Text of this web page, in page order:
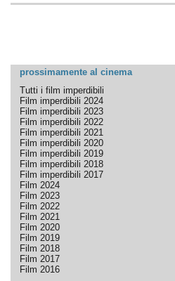
prossimamente al cinema
Tutti i film imperdibili
Film imperdibili 2024
Film imperdibili 2023
Film imperdibili 2022
Film imperdibili 2021
Film imperdibili 2020
Film imperdibili 2019
Film imperdibili 2018
Film imperdibili 2017
Film 2024
Film 2023
Film 2022
Film 2021
Film 2020
Film 2019
Film 2018
Film 2017
Film 2016